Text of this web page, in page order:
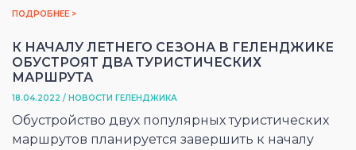
ПОДРОБНЕЕ >
К НАЧАЛУ ЛЕТНЕГО СЕЗОНА В ГЕЛЕНДЖИКЕ
ОБУСТРОЯТ ДВА ТУРИСТИЧЕСКИХ
МАРШРУТА
18.04.2022 / НОВОСТИ ГЕЛЕНДЖИКА
Обустройство двух популярных туристических
маршрутов планируется завершить к началу